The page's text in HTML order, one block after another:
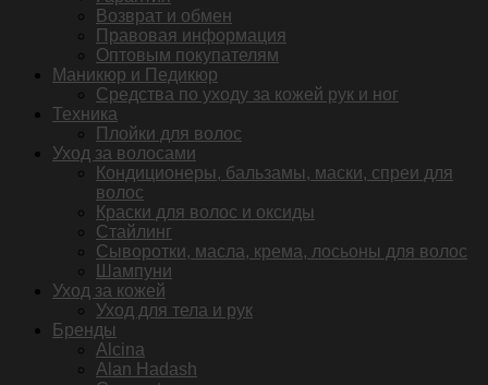
Возврат и обмен
Правовая информация
Оптовым покупателям
Маникюр и Педикюр
Средства по уходу за кожей рук и ног
Техника
Плойки для волос
Уход за волосами
Кондиционеры, бальзамы, маски, спреи для
волос
Краски для волос и оксиды
Стайлинг
Сыворотки, масла, крема, лосьоны для волос
Шампуни
Уход за кожей
Уход для тела и рук
Бренды
Alcina
Alan Hadash